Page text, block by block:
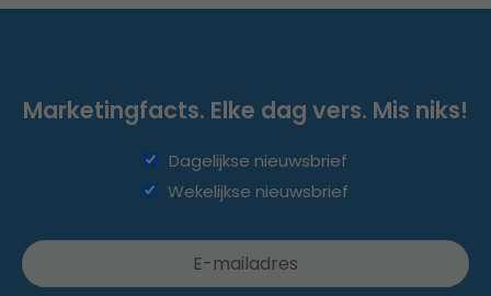
Marketingfacts. Elke dag vers. Mis niks!
Dagelijkse nieuwsbrief
Wekelijkse nieuwsbrief